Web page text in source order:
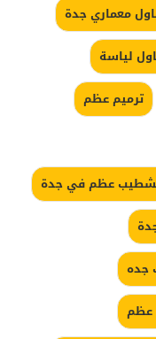
معماري جدة
لياسة
ترميم عظم
عظم في جدة
جده